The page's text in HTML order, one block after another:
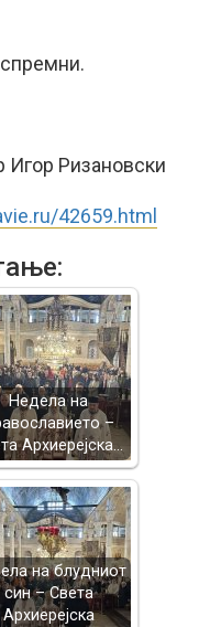
Игор Ризановски
42659.html
Недела на
–
Архиерејска…
на блудниот
син – Света
Архиерејска